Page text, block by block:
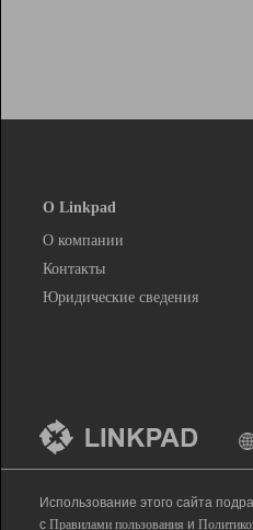
О Linkpad
О компании
Контакты
Юридические сведения
Использование этого сайта
с Правилами пользования и